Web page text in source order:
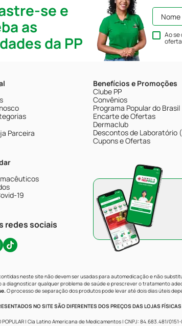
se e
as
da PP
Ao
Parceira
19
redes sociais
Benefícios e Promoções
Clube PP
Convênios
Programa Popular do Brasil
Encarte de Ofertas
Dermaclub
Descontos de Laboratório
Cupons e Ofertas
neste site não devem ser usadas para automedicação e não
a diagnosticar qualquer problema de saúde e prescrever o tratamento
O processo de separação dos produtos pode levar até dois dias úteis
NO SITE SÃO DIFERENTES DOS PREÇOS DAS LOJAS
POPULAR | Cia Latino Americana de Medicamentos | CNPJ: 84.683.481/